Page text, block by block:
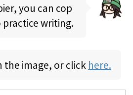
you can cop
practice writing.
the image, or click here.